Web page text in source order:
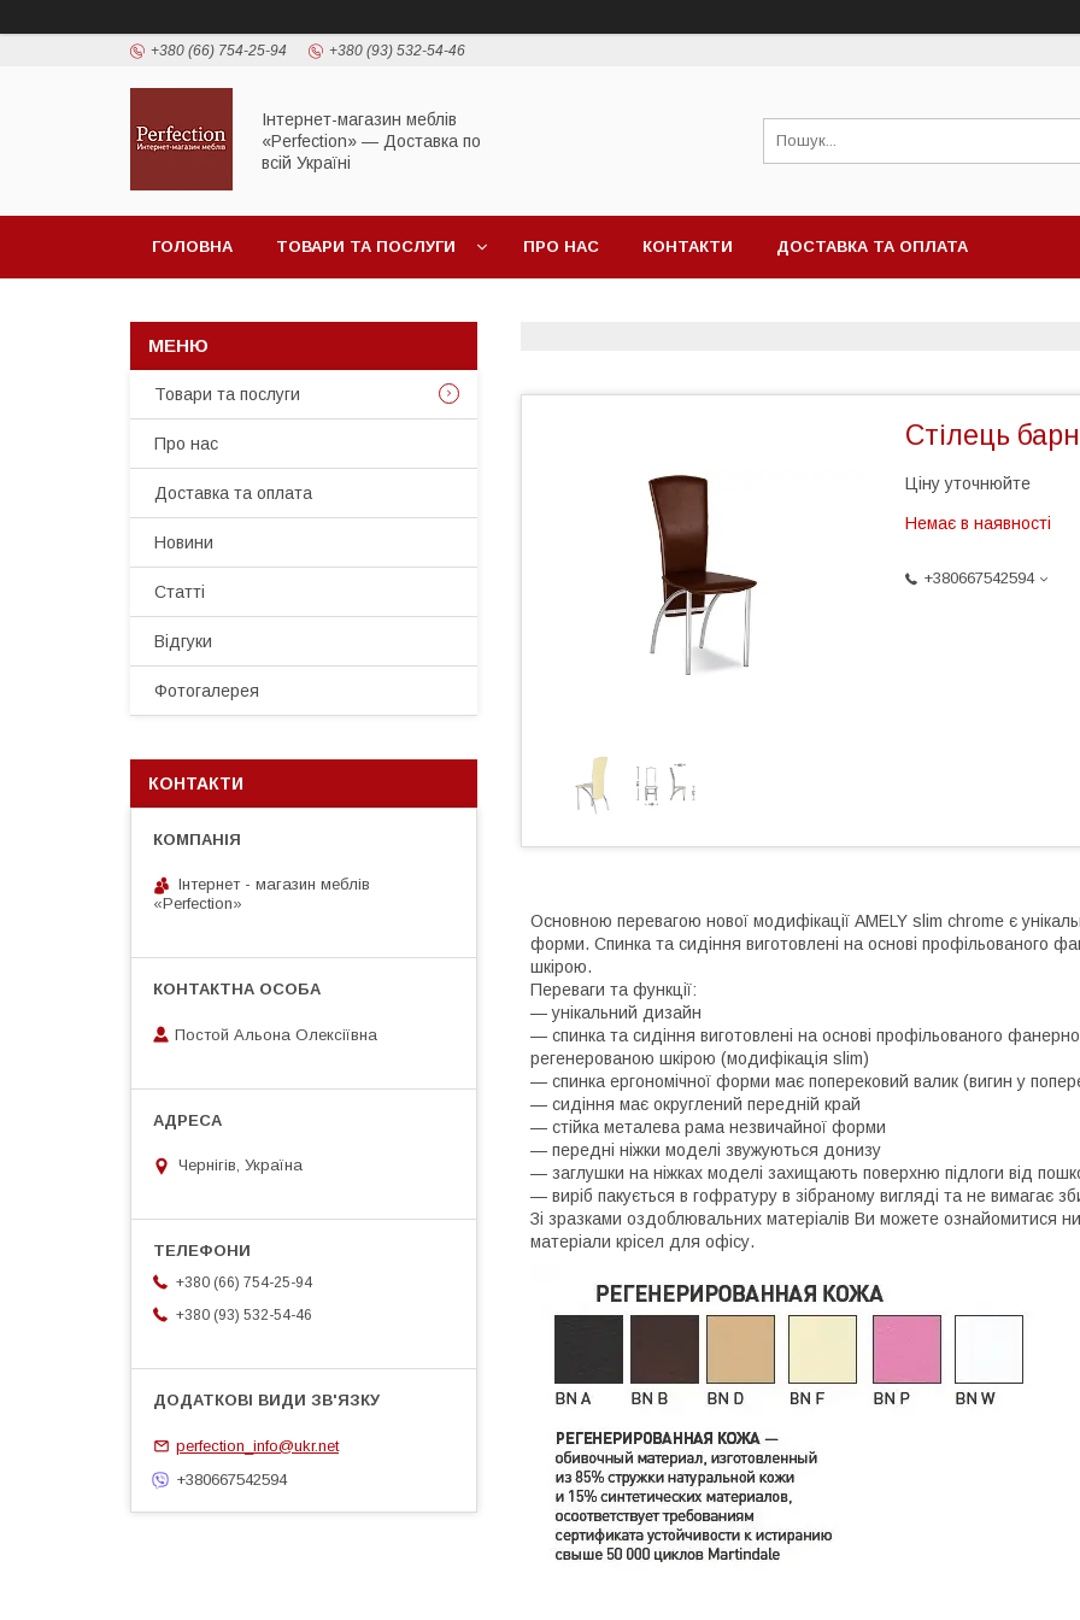
+380 (66) 754-25-94 +380 (93) 532-54-46
Інтернет-магазин меблів
«Perfection» — Доставка по
всій Україні
ГОЛОВНА ТОВАРИ ТА ПОСЛУГИ ПРО НАС КОНТАКТИ ДОСТАВКА ТА ОПЛАТА
Стілець
Ціну уточнюйте
Немає в наявності
+380667542594
Основною перевагою нової модифікації AMELY slim chrome є
форми. Спинка та сидіння виготовлені на основі профільованого
шкірою.
Переваги та функції:
— унікальний дизайн
— спинка та сидіння виготовлені на основі профільованого
регенерованою шкірою (модифікація slim)
— спинка ергономічної форми має поперековий валик (вигин у
— сидіння має округлений передній край
— стійка металева рама незвичайної форми
— передні ніжки моделі звужуються донизу
— заглушки на ніжках моделі захищають поверхню підлоги від
— виріб пакується в гофратуру в зібраному вигляді та не вимагає
Зі зразками оздоблювальних матеріалів Ви можете ознайомитися
матеріали крісел для офісу.
Товари та послуги
Про нас
Доставка та оплата
Новини
Статті
Відгуки
Фотогалерея
КОНТАКТИ
Інтернет - магазин меблів
«Perfection»
Постой Альона Олексіївна
Чернігів, Україна
+380 (66) 754-25-94
+380 (93) 532-54-46
perfection_info@ukr.net
+380667542594